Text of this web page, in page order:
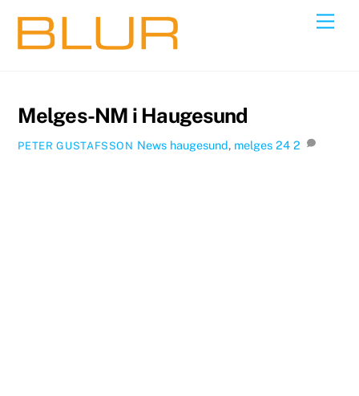
content
Melges-NM i Haugesund
PETER GUSTAFSSON News haugesund, melges 24 2